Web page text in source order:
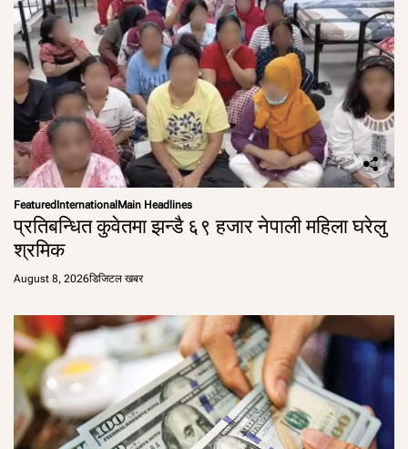
Featured International Main Headlines
प्रतिबन्धित कुवेतमा झन्डै ६९ हजार नेपाली महिला घरेलु
श्रमिक
August 8, 2026डिजिटल खबर